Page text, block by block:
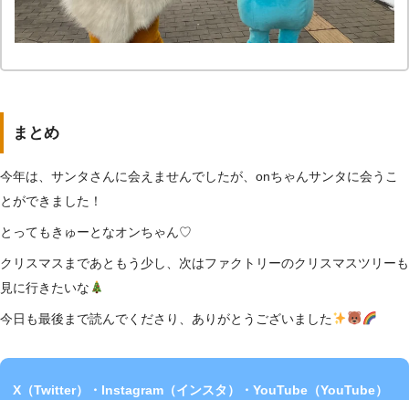
まとめ
今年は、サンタさんに会えませんでしたが、onちゃんサンタに会うこ
とができました！
とってもきゅーとなオンちゃん♡
クリスマスまであともう少し、次はファクトリーのクリスマスツリーも
見に行きたいな
今日も最後まで読んでくださり、ありがとうございました
X（Twitter）・Instagram（インスタ）・YouTube（YouTube）